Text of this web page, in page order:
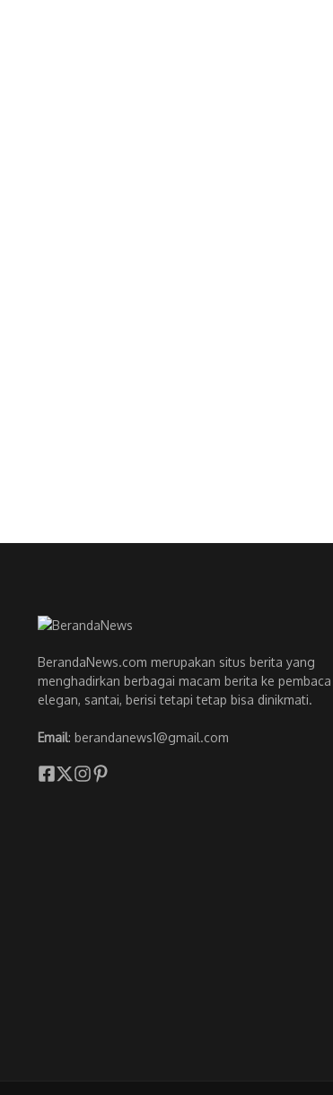
BerandaNews.com merupakan situs berita yang
menghadirkan berbagai macam berita ke
elegan, santai, berisi tetapi tetap bisa dinikmati.
Email: berandanews1@gmail.com